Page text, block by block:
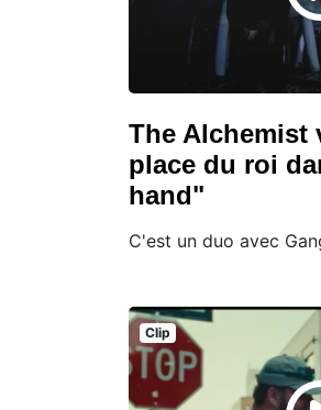
The Alchemist
place du roi
hand"
C'est un duo avec
Clip